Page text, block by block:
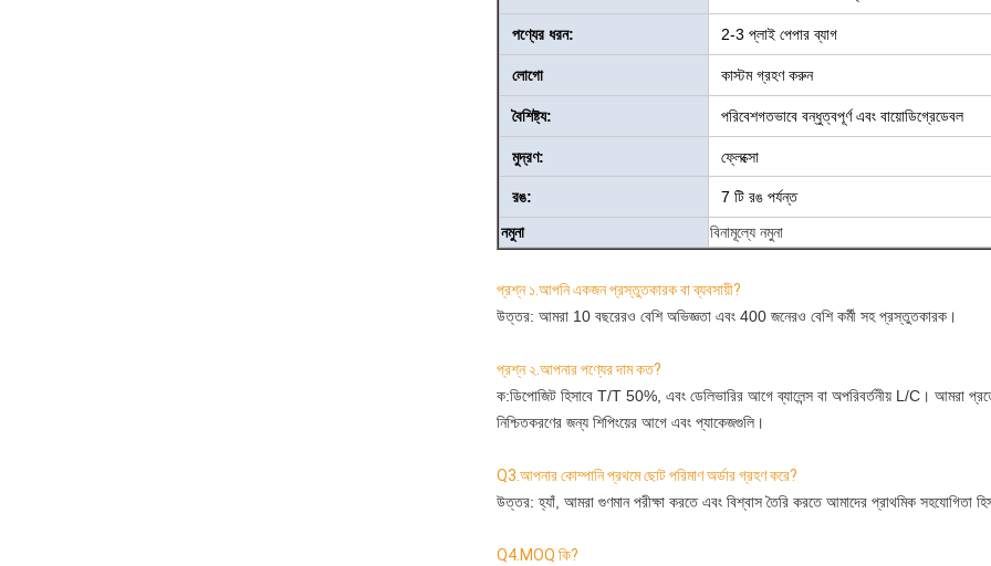
পণ্যের ধরন: 2-3 প্লাই পেপার ব্যাগ
লোগো কাস্টম গ্রহণ করুন
বৈশিষ্ট্য: পরিবেশগতভাবে বন্ধুত্বপূর্ণ এবং বায়োডিগ্রেডেবল
মুদ্রণ: ফ্লেক্সো
রঙ:
7 টি রঙ পর্যন্ত
নমুনা
বিনামূল্যে নমুনা
প্রশ্ন ১.আপনি একজন প্রস্তুতকারক বা ব্যবসায়ী?
উত্তর: আমরা 10 বছরেরও বেশি অভিজ্ঞতা এবং 400 জনেরও বেশি কর্মী সহ প্রস্তুতকারক।
প্রশ্ন ২.আপনার পণ্যের দাম কত?
ক:ডিপোজিট হিসাবে T/T 50%, এবং ডেলিভারির আগে ব্যালেন্স বা অপরিবর্তনীয় L/C। আমরা
নিশ্চিতকরণের জন্য শিপিংয়ের আগে এবং প্যাকেজগুলি।
Q3.আপনার কোম্পানি প্রথমে ছোট পরিমাণ অর্ডার গ্রহণ করে?
উত্তর: হ্যাঁ, আমরা গুণমান পরীক্ষা করতে এবং বিশ্বাস তৈরি করতে আমাদের প্রাথমিক সহযোগিতা
Q4.MOQ কি?